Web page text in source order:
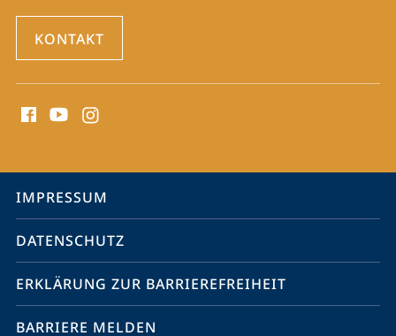
KONTAKT
Media
Service-
Navigation
IMPRESSUM
DATENSCHUTZ
ERKLÄRUNG ZUR BARRIEREFREIHEIT
BARRIERE MELDEN